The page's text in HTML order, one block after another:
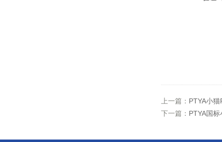
上一篇： PTYA小
下一篇： PTYA国